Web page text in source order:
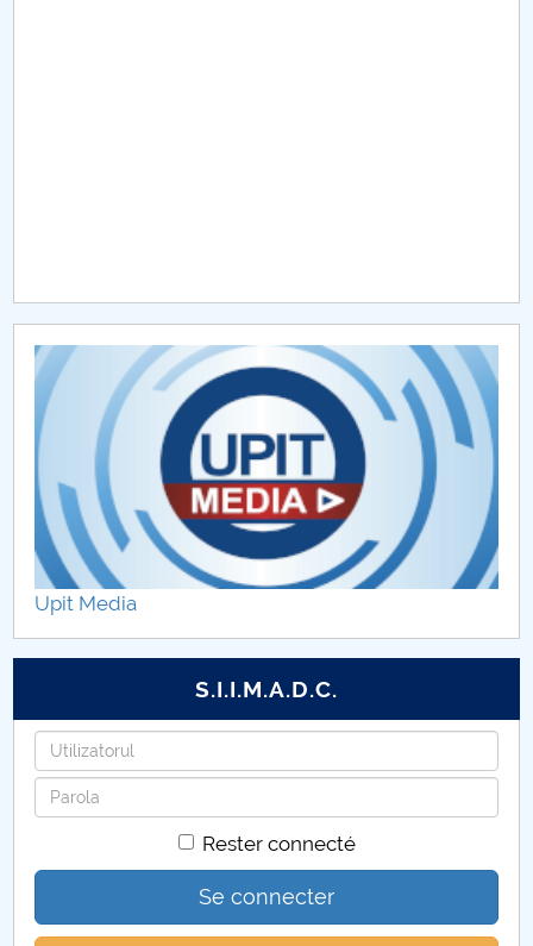
CAR2026
MENIU CANTINA
Posturi vacante - didactic auxiliar 2023
Posturi vacante - didactic auxiliar 2026-Slatina
Promovări personal didactic auxiliar
Upit Media
S.I.I.M.A.D.C.
Identifiant
Mot
de
Rester connecté
Se connecter